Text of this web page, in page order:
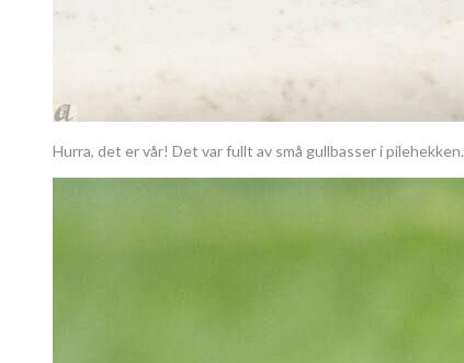
Hurra, det er vår! Det var fullt av små gullbasser i pilehekken.